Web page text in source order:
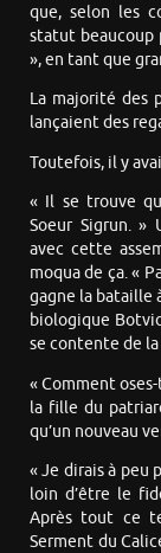
que, selon les
statut beaucoup
», en tant que
La majorité des
lançaient des
Toutefois, il y
« Il se trouve
Soeur Sigrun. »
avec cette
moqua de ça. «
gagne la bataille
biologique
se contente de
« Comment
la fille du
qu’un nouveau
« Je dirais à peu
loin d’être le
Après tout ce
Serment du